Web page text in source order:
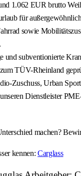
1.062 EUR brutto
für
sowie
und subventionierte
TÜV-Rheinland
Zuschuss, Urban
Dienstleister
machen?
kennen:Carglass